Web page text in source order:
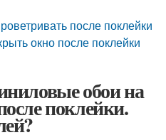
после поклейки
окно после поклейки
обои на
поклейки.